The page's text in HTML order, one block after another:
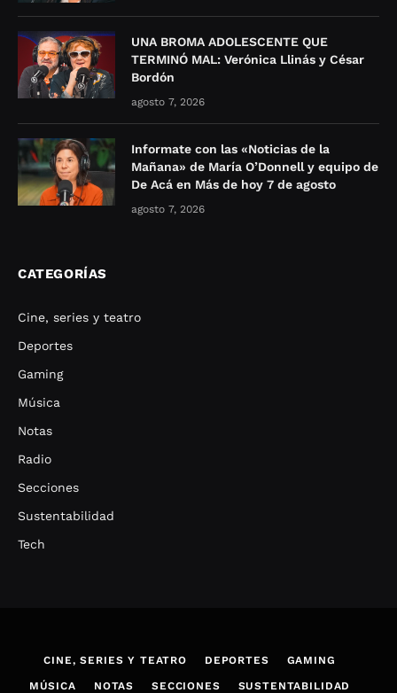
UNA BROMA ADOLESCENTE QUE
TERMINÓ MAL: Verónica Llinás y César
Bordón
agosto 7, 2026
Informate con las «Noticias de la
Mañana» de María O’Donnell y equipo de
De Acá en Más de hoy 7 de agosto
agosto 7, 2026
CATEGORÍAS
Cine, series y teatro
Deportes
Gaming
Música
Notas
Radio
Secciones
Sustentabilidad
Tech
CINE, SERIES Y TEATRO DEPORTES GAMING
MÚSICA NOTAS SECCIONES SUSTENTABILIDAD